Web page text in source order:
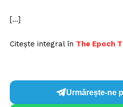
[…]
Citește integral în The Epoch
Urmărește-ne